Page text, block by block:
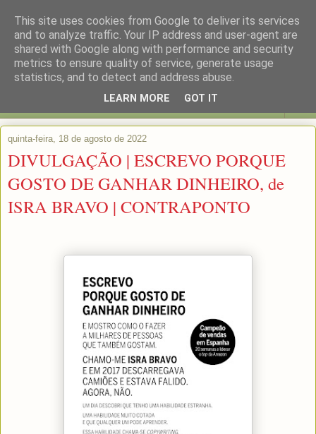
quinta-feira, 18 de agosto de 2022
DIVULGAÇÃO | ESCREVO PORQUE
GOSTO DE GANHAR DINHEIRO, de
ISRA BRAVO | CONTRAPONTO
This site uses cookies from Google to deliver its services
and to analyze traffic. Your IP address and user-agent are
shared with Google along with performance and security
metrics to ensure quality of service, generate usage
statistics, and to detect and address abuse.
LEARN MORE GOT IT